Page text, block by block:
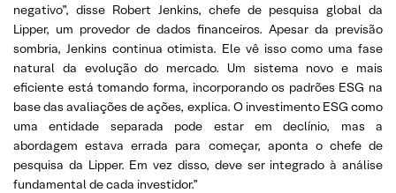
negativo”, disse Robert Jenkins, chefe de pesquisa global da
Lipper, um provedor de dados financeiros. Apesar da previsão
sombria, Jenkins continua otimista. Ele vê isso como uma fase
natural da evolução do mercado. Um sistema novo e mais
eficiente está tomando forma, incorporando os padrões ESG na
base das avaliações de ações, explica. O investimento ESG como
uma entidade separada pode estar em declínio, mas a
abordagem estava errada para começar, aponta o chefe de
pesquisa da Lipper. Em vez disso, deve ser integrado à análise
fundamental de cada investidor.”